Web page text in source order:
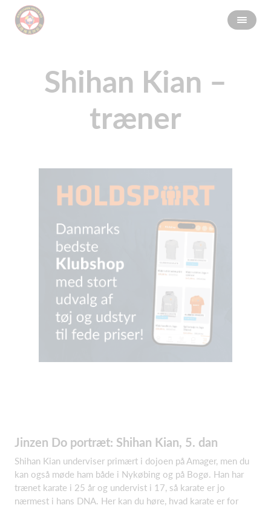
Shihan Kian –
træner
Jinzen Do portræt: Shihan Kian, 5. dan
Shihan Kian underviser primært i dojoen på Amager, men du
kan også møde ham både i Nykøbing og på Bogø. Han har
trænet karate i 25 år og undervist i 17, så karate er jo
nærmest i hans DNA. Her kan du høre, hvad karate er for